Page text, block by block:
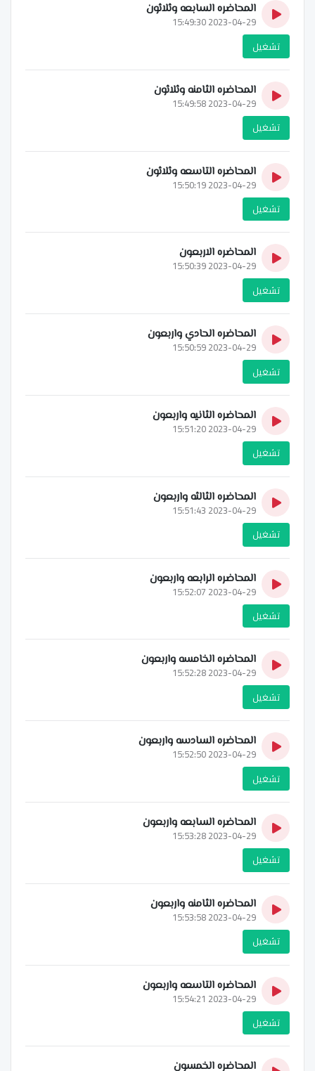
المحاضره السابعه وثلاثون
2023-04-29 15:49:30
تشغيل
المحاضره الثامنه وثلاثون
2023-04-29 15:49:58
تشغيل
المحاضره التاسعه وثلاثون
2023-04-29 15:50:19
تشغيل
المحاضره الاربعون
2023-04-29 15:50:39
تشغيل
المحاضره الحادي واربعون
2023-04-29 15:50:59
تشغيل
المحاضره الثانيه واربعون
2023-04-29 15:51:20
تشغيل
المحاضره الثالثه واربعون
2023-04-29 15:51:43
تشغيل
المحاضره الرابعه واربعون
2023-04-29 15:52:07
تشغيل
المحاضره الخامسه واربعون
2023-04-29 15:52:28
تشغيل
المحاضره السادسه واربعون
2023-04-29 15:52:50
تشغيل
المحاضره السابعه واربعون
2023-04-29 15:53:28
تشغيل
المحاضره الثامنه واربعون
2023-04-29 15:53:58
تشغيل
المحاضره التاسعه واربعون
2023-04-29 15:54:21
تشغيل
المحاضره الخمسون